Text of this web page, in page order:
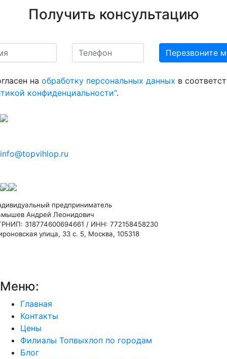
Получить консультацию
на обработку персональных данных в
конфиденциальности".
info@topvihlop.ru
предприниматель
Андрей Леонидович
318774600694661 / ИНН: 772158458230
улица, 33 с. 5, Москва, 105318
Меню:
Главная
Контакты
Цены
Филиалы Топвыхлоп по городам
Блог